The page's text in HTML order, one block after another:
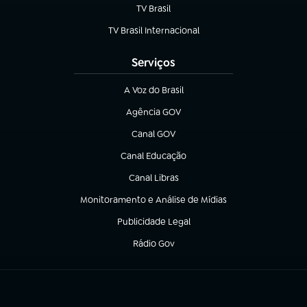
TV Brasil
(abre em nova aba)
TV Brasil Internacional
(abre em nova aba)
Serviços
A Voz do Brasil
(abre em nova aba)
Agência GOV
(abre em nova aba)
Canal GOV
(abre em nova aba)
Canal Educação
(abre em nova aba)
Canal Libras
(abre em nova aba)
Monitoramento e Análise de Mídias
(abre em nova aba)
Publicidade Legal
(abre em nova aba)
Rádio Gov
(abre em nova aba)